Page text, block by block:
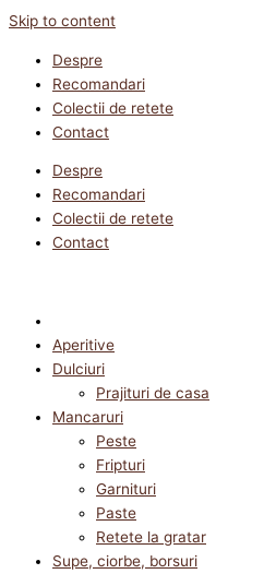
Skip to content
Despre
Recomandari
Colectii de retete
Contact
Despre
Recomandari
Colectii de retete
Contact
Aperitive
Dulciuri
Prajituri de casa
Mancaruri
Peste
Fripturi
Garnituri
Paste
Retete la gratar
Supe, ciorbe, borsuri